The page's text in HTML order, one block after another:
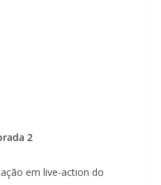
2
em live-action do